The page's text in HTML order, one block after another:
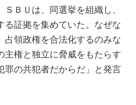
ＢＵは、同選挙を組織し、
る証拠を集めていた。なぜな
占領政権を合法化するのみな
主権と独立に脅威をもたらす
罪の共犯者だからだ」と発言